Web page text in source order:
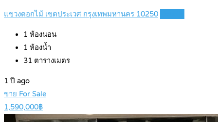
แขวงดอกไม้ เขตประเวศ กรุงเทพมหานคร 10250
1 ห้องนอน
1 ห้องน้ำ
31 ตารางเมตร
1 ปี ago
ขาย For Sale
1,590,000฿